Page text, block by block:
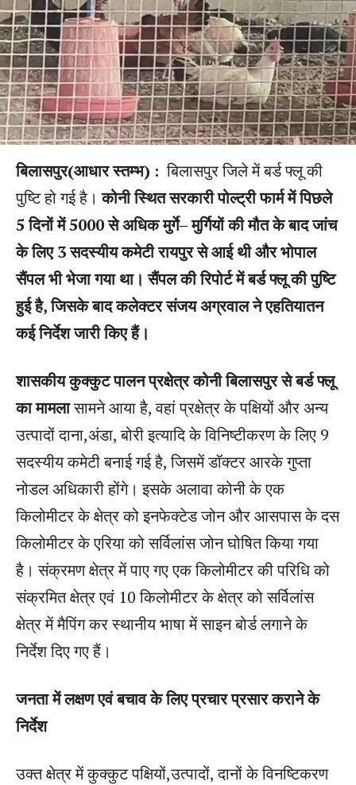
बिलासपुर(आधार स्तम्भ) : बिलासपुर जिले में बर्ड फ्लू की
पुष्टि हो गई है।कोनी स्थित सरकारी पोल्ट्री फार्म में पिछले
5 दिनों में 5000 से अधिक मुर्गे– मुर्गियों की मौत के बाद जांच
के लिए 3 सदस्यीय कमेटी रायपुर से आई थी और भोपाल
सैंपल भी भेजा गया था। सैंपल की रिपोर्ट में बर्ड फ्लू की पुष्टि
हुई है, जिसके बाद कलेक्टर संजय अग्रवाल ने एहतियातन
कई निर्देश जारी किए हैं।
शासकीय कुक्कुट पालन प्रक्षेत्र कोनी बिलासपुर से बर्ड फ्लू
का मामलासामने आया है, वहां प्रक्षेत्र के पक्षियों और अन्य
उत्पादों दाना,अंडा, बोरी इत्यादि के विनिष्टीकरण के लिए 9
सदस्यीय कमेटी बनाई गई है, जिसमें डॉक्टर आरके गुप्ता
नोडल अधिकारी होंगे। इसके अलावा कोनी के एक
किलोमीटर के क्षेत्र को इनफेक्टेड जोन और आसपास के दस
किलोमीटर के एरिया को सर्विलांस जोन घोषित किया गया
है। संक्रमण क्षेत्र में पाए गए एक किलोमीटर की परिधि को
संक्रमित क्षेत्र एवं 10 किलोमीटर के क्षेत्र को सर्विलांस
क्षेत्र में मैपिंग कर स्थानीय भाषा में साइन बोर्ड लगाने के
निर्देश दिए गए हैं।
जनता में लक्षण एवं बचाव के लिए प्रचार प्रसार कराने के
निर्देश
उक्त क्षेत्र में कुक्कुट पक्षियों,उत्पादों, दानों के विनष्टिकरण